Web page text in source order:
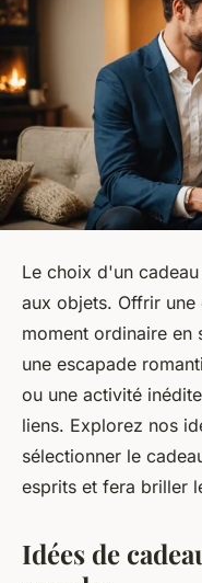
Le choix d'un
aux objets. Offrir
moment ordinaire en
une escapade
ou une activité
liens. Explorez nos
sélectionner le
esprits et fera briller
Idées de